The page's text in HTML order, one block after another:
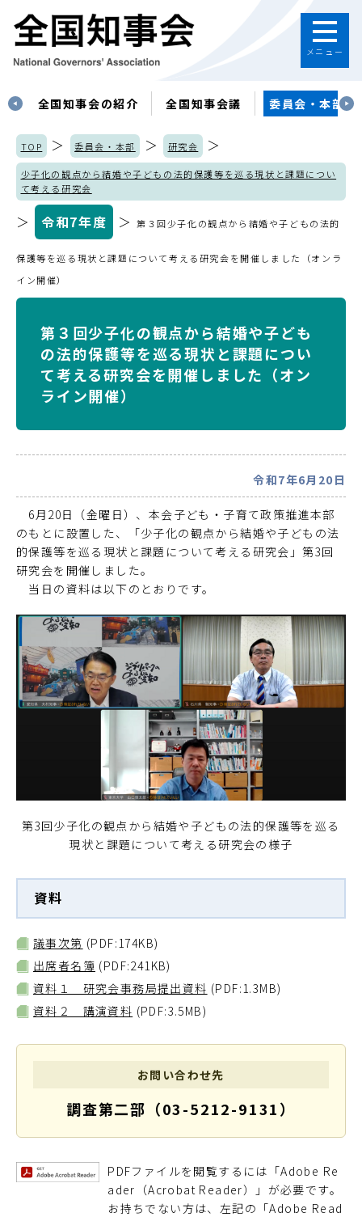
メニュー
全国知事会の紹介 全国知事会議 委員会・本部
TOP ＞ 委員会・本部 ＞ 研究会 ＞
少子化の観点から結婚や子どもの法的保護等を巡る現状と課題につい
て考える研究会
＞ 令和7年度 ＞第３回少子化の観点から結婚や子どもの法的
保護等を巡る現状と課題について考える研究会を開催しました（オンラ
イン開催）
第３回少子化の観点から結婚や子ども
の法的保護等を巡る現状と課題につい
て考える研究会を開催しました（オン
ライン開催）
令和7年6月20日
6月20日（金曜日）、本会子ども・子育て政策推進本部
のもとに設置した、「少子化の観点から結婚や子どもの法
的保護等を巡る現状と課題について考える研究会」第3回
研究会を開催しました。
当日の資料は以下のとおりです。
第3回少子化の観点から結婚や子どもの法的保護等を巡る
現状と課題について考える研究会の様子
資料
議事次第 (PDF:174KB)
出席者名簿 (PDF:241KB)
資料１ 研究会事務局提出資料 (PDF:1.3MB)
資料２ 講演資料 (PDF:3.5MB)
お問い合わせ先
調査第二部（03-5212-9131）
PDFファイルを閲覧するには「Adobe Re
ader（Acrobat Reader）」が必要です。
お持ちでない方は、左記の「Adobe Read